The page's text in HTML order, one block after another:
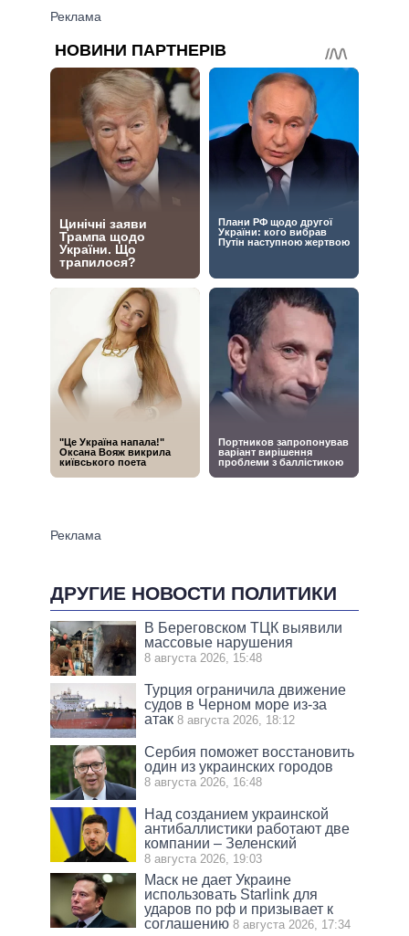
ДРУГИЕ НОВОСТИ ПОЛИТИКИ
В Береговском ТЦК выявили
массовые нарушения
8 августа 2026, 15:48
Турция ограничила движение
судов в Черном море из-за
атак 8 августа 2026, 18:12
Сербия поможет восстановить
один из украинских городов
8 августа 2026, 16:48
Над созданием украинской
антибаллистики работают две
компании – Зеленский
8 августа 2026, 19:03
Маск не дает Украине
использовать Starlink для
ударов по рф и призывает к
соглашению 8 августа 2026, 17:34